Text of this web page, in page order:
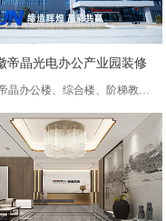
帝晶光电办公产业园装修
安徽帝晶办公楼、综合楼、阶梯教室 办公室装修 产业园区办公装修